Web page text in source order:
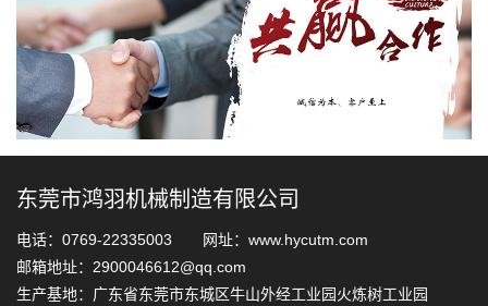
东莞市鸿羽机械制造有限公司
电话：0769-22335003 网址：www.hycutm.com
邮箱地址：2900046612@qq.com
生产基地：广东省东莞市东城区牛山外经工业园火炼树工业园